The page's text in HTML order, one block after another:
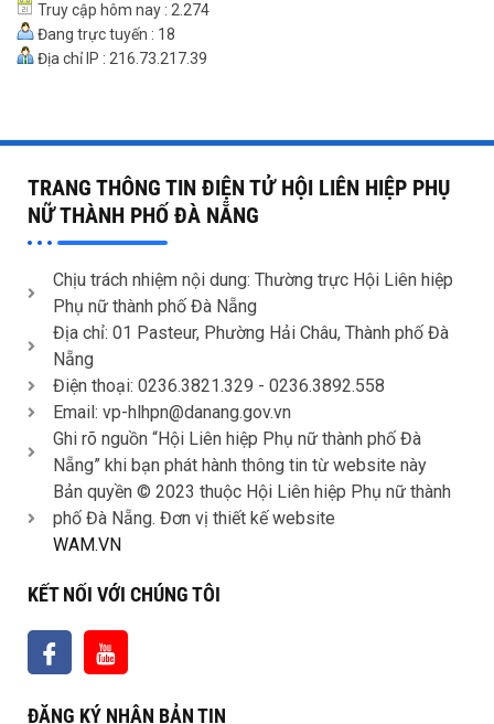
Truy cập hôm nay : 2.274
Đang trực tuyến : 18
Địa chỉ IP : 216.73.217.39
TRANG THÔNG TIN ĐIỆN TỬ HỘI LIÊN HIỆP PHỤ
NỮ THÀNH PHỐ ĐÀ NẴNG
Chịu trách nhiệm nội dung: Thường trực Hội Liên hiệp
Phụ nữ thành phố Đà Nẵng
Địa chỉ: 01 Pasteur, Phường Hải Châu, Thành phố Đà
Nẵng
Điện thoại: 0236.3821.329 - 0236.3892.558
Email: vp-hlhpn@danang.gov.vn
Ghi rõ nguồn “Hội Liên hiệp Phụ nữ thành phố Đà
Nẵng” khi bạn phát hành thông tin từ website này
Bản quyền © 2023 thuộc Hội Liên hiệp Phụ nữ thành
phố Đà Nẵng. Đơn vị thiết kế website
WAM.VN
KẾT NỐI VỚI CHÚNG TÔI
ĐĂNG KÝ NHẬN BẢN TIN